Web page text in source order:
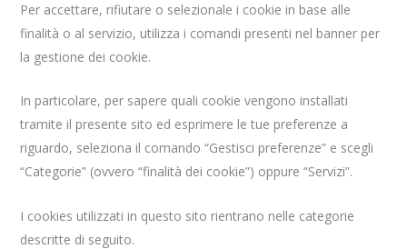
Per accettare, rifiutare o selezionale i cookie in base alle
finalità o al servizio, utilizza i comandi presenti nel banner per
la gestione dei cookie.
In particolare, per sapere quali cookie vengono installati
tramite il presente sito ed esprimere le tue preferenze a
riguardo, seleziona il comando “Gestisci preferenze” e scegli
“Categorie” (ovvero “finalità dei cookie”) oppure “Servizi”.
I cookies utilizzati in questo sito rientrano nelle categorie
descritte di seguito.